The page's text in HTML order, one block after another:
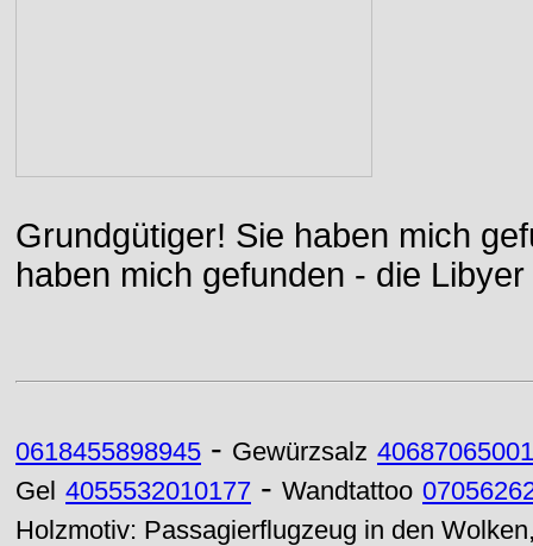
Grundgütiger! Sie haben mich
haben mich gefunden - die
0618455898945 - Gewürzsalz
Gel 4055532010177 - Wandtattoo
Holzmotiv: Passagierflugzeug in den